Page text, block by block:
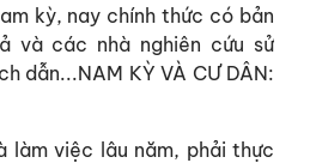
kỳ, nay chính thức có bản
và các nhà nghiên cứu sử
dẫn...NAM KỲ VÀ CƯ DÂN:
làm việc lâu năm, phải thực